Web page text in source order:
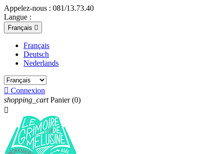
Appelez-nous : 081/13.73.40
Langue :
Français 
Français
Deutsch
Nederlands
 Connexion
shopping_cart Panier (0)
